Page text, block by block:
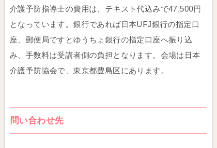
介護予防指導士の費用は、テキスト代込みで47,500円
となっています。銀行であれば日本UFJ銀行の指定口
座、郵便局ですとゆうちょ銀行の指定口座へ振り込
み、手数料は受講者側の負担となります。会場は日本
介護予防協会で、東京都豊島区にあります。
問い合わせ先